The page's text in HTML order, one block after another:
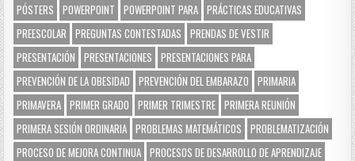
PÓSTERS POWERPOINT POWERPOINT PARA PRÁCTICAS EDUCATIVAS
PREESCOLAR
PREGUNTAS CONTESTADAS
PRENDAS DE VESTIR
PRESENTACIÓN
PRESENTACIONES
PRESENTACIONES PARA
PREVENCIÓN DE LA OBESIDAD
PREVENCIÓN DEL EMBARAZO
PRIMARIA
PRIMAVERA PRIMER GRADO PRIMER TRIMESTRE PRIMERA REUNIÓN
PRIMERA SESIÓN ORDINARIA PROBLEMAS MATEMÁTICOS
PROBLEMATIZACIÓN
PROCESO DE MEJORA CONTINUA PROCESOS DE DESARROLLO DE APRENDIZAJE